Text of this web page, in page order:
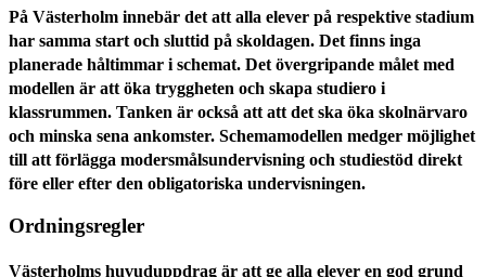
På Västerholm innebär det att alla elever på respektive stadium
har samma start och sluttid på skoldagen. Det finns inga
planerade håltimmar i schemat. Det övergripande målet med
modellen är att öka tryggheten och skapa studiero i
klassrummen. Tanken är också att att det ska öka skolnärvaro
och minska sena ankomster. Schemamodellen medger möjlighet
till att förlägga modersmålsundervisning och studiestöd direkt
före eller efter den obligatoriska undervisningen.
Ordningsregler
Västerholms huvuduppdrag är att ge alla elever en god grund